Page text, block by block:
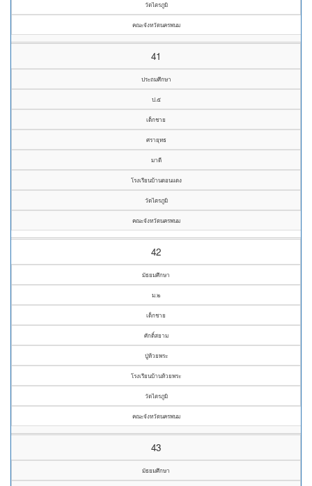
วัดไตรภูมิ
คณะจังหวัดนครพนม
41
ประถมศึกษา
ป.๕
เด็กชาย
ศรายุทธ
มาดี
โรงเรียนบ้านดอนแดง
วัดไตรภูมิ
คณะจังหวัดนครพนม
42
มัธยมศึกษา
ม.๒
เด็กชาย
ศักดิ์สยาม
ปู่ห้วยพระ
โรงเรียนบ้านห้วยพระ
วัดไตรภูมิ
คณะจังหวัดนครพนม
43
มัธยมศึกษา